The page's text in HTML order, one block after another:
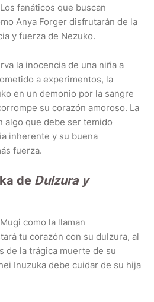
fanáticos que buscan
Anya Forger disfrutarán de la
y fuerza de Nezuko.
la inocencia de una niña a
a experimentos, la
en un demonio por la sangre
su corazón amoroso. La
algo que debe ser temido
inherente y su buena
fuerza.
de Dulzura y
como la llaman
tu corazón con su dulzura, al
de la trágica muerte de su
Inuzuka debe cuidar de su hija